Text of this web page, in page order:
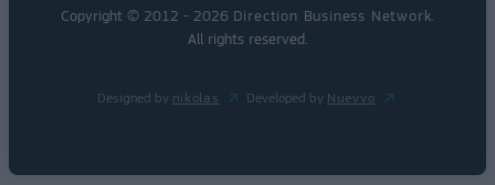
Copyright © 2012 - 2026 Direction Business Network
All rights reserved.
Designed by nikolas Developed by Nuevvo